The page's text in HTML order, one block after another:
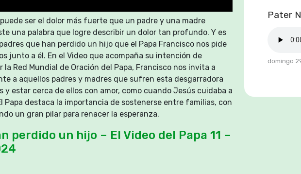
ser el dolor más fuerte que un padre y una madre
una palabra que logre describir un dolor tan profundo. Y es
que han perdido un hijo que el Papa Francisco nos pide
junto a él. En el Video que acompaña su intención de
la Red Mundial de Oración del Papa, Francisco nos invita a
a aquellos padres y madres que sufren esta desgarradora
y estar cerca de ellos con amor, como cuando Jesús cuidaba a
Papa destaca la importancia de sostenerse entre familias, con
un gran pilar para renacer la esperanza.
perdido un hijo – El Video del Papa 11 –
Pater
domingo